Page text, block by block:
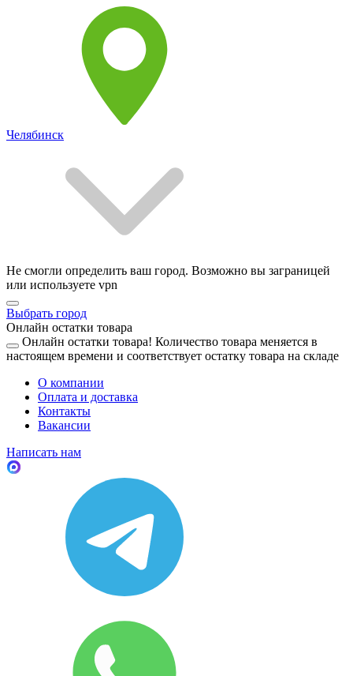
Челябинск
Не смогли определить ваш город. Возможно вы заграницей
или используете vpn
Выбрать город
Онлайн остатки товара
Онлайн остатки товара! Количество товара меняется в
настоящем времени и соответствует остатку товара на складе
О компании
Оплата и доставка
Контакты
Вакансии
Написать нам